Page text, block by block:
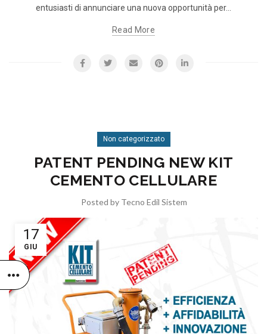
entusiasti di annunciare una nuova opportunità per...
Read More
Non categorizzato
PATENT PENDING NEW KIT
CEMENTO CELLULARE
Posted by Tecno Edil Sistem
17
GIU